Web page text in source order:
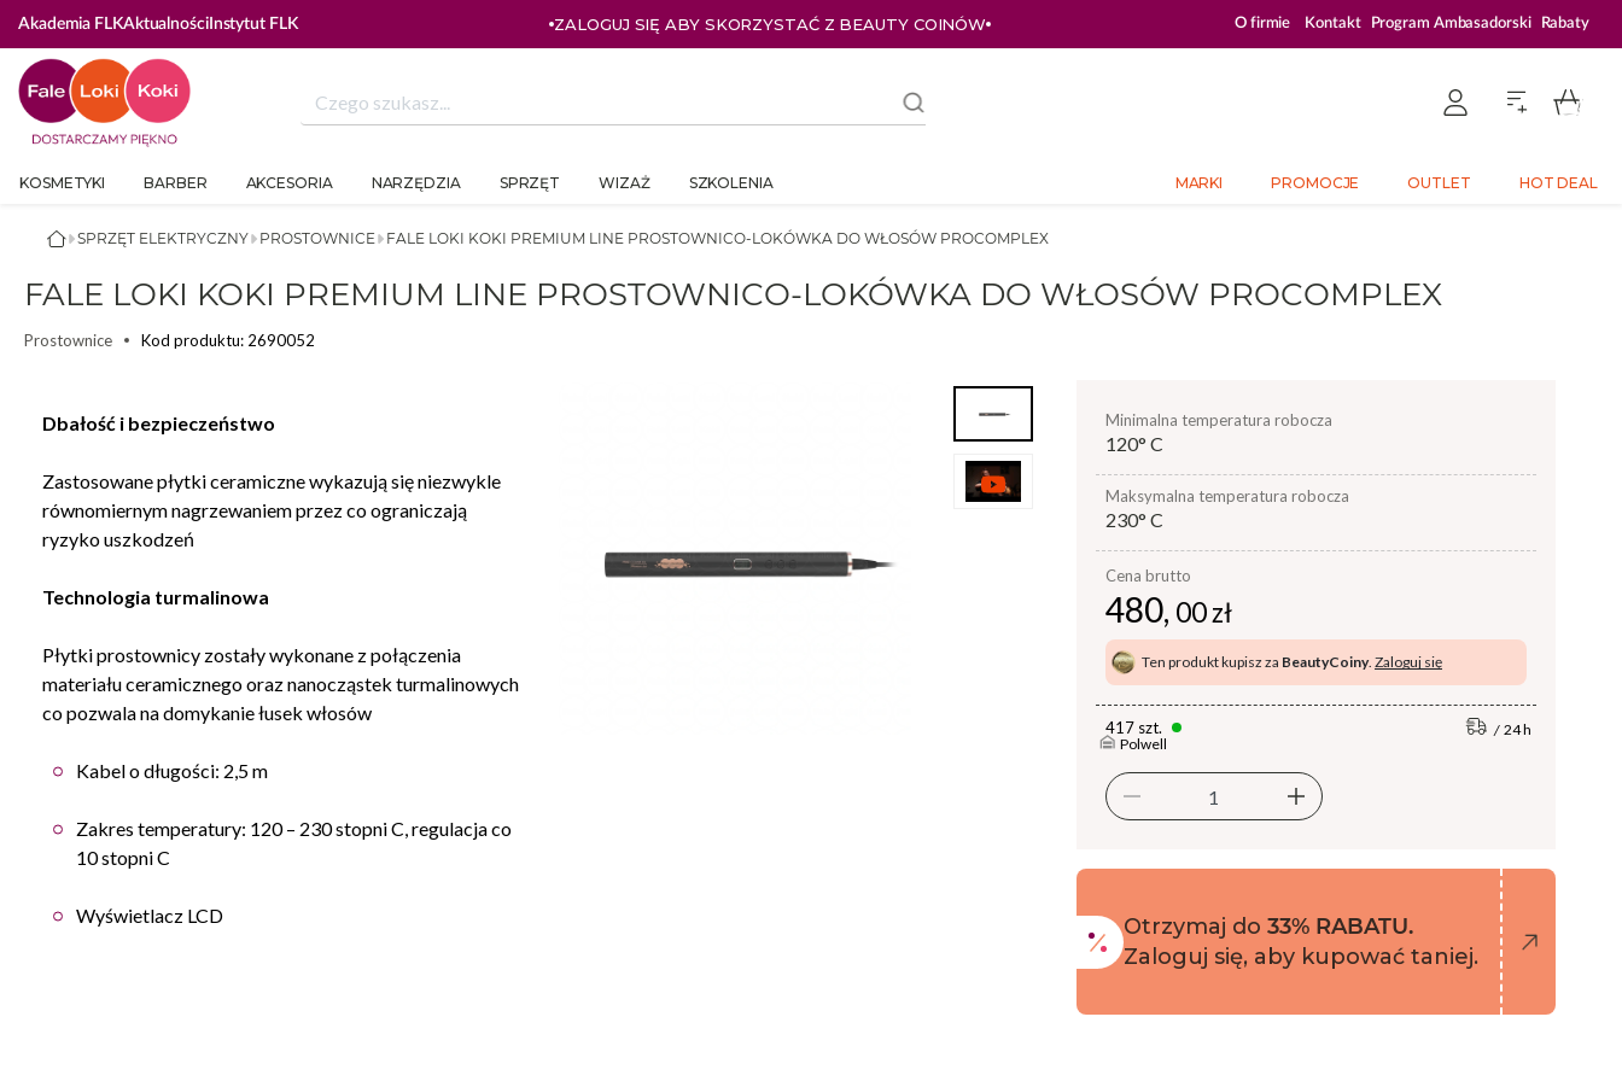
Akademia FLKAktualnościInstytut FLK ZALOGUJ SIĘ ABY SKORZYSTAĆ Z BEAUTY COINÓW ZALOGUJ SIĘ I KUPUJ TANIEJ – AŻ 33% ZNIŻKI
O firmie Kontakt Program Ambasadorski Rabaty
KOSMETYKI BARBER AKCESORIA NARZĘDZIA SPRZĘT WIZAŻ SZKOLENIA MARKI PROMOCJE OUTLET HOT DEAL
FALE LOKI KOKI PREMIUM LINE PROSTOWNICO-LOKÓWKA DO WŁOSÓW PROCOMPLEX
PROSTOWNICE
SPRZĘT ELEKTRYCZNY
FALE LOKI KOKI PREMIUM LINE PROSTOWNICO-LOKÓWKA DO WŁOSÓW PROCOMPLEX
Prostownice Kod produktu: 2690052
Dbałość i bezpieczeństwo
Zastosowane płytki ceramiczne wykazują się niezwykle
równomiernym nagrzewaniem przez co ograniczają
ryzyko uszkodzeń
Technologia turmalinowa
Płytki prostownicy zostały wykonane z połączenia
materiału ceramicznego oraz nanocząstek turmalinowych
co pozwala na domykanie łusek włosów
Kabel o długości: 2,5 m
Zakres temperatury: 120 – 230 stopni C, regulacja co
10 stopni C
Wyświetlacz LCD
minimalna temperatura robocza
120° C
maksymalna temperatura robocza
230° C
Cena brutto
480, 00 zł
Ten produkt kupisz za BeautyCoiny. Zaloguj się
417 szt.
Polwell
24 h
Otrzymaj do 33% RABATU.
Zaloguj się, aby kupować taniej.